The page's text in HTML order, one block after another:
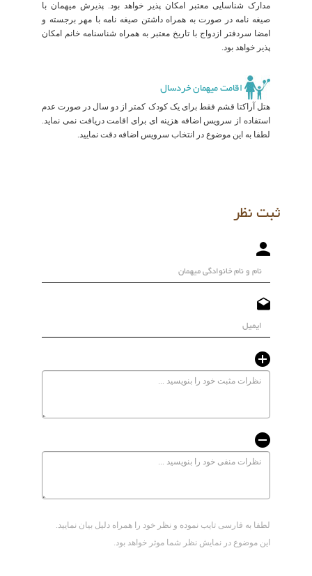
مدارک شناسایی معتبر امکان پذیر خواهد بود. پذیرش میهمان با
صیغه نامه در صورت به همراه داشتن صیغه نامه با مهر برجسته و
امضا سردفتر ازدواج با تاریخ معتبر به همراه شناسنامه خانم امکان
پذیر خواهد بود.
اقامت میهمان خردسال
هتل آراکتا قشم فقط برای یک کودک کمتر از دو سال در صورت عدم
استفاده از سرویس اضافه هزینه ای برای اقامت دریافت نمی نماید.
لطفا به این موضوع در انتخاب سرویس اضافه دقت نمایید.
ثبت نظر
لطفا به فارسی تایب نموده و نظر خود را همراه دلیل بیان نمایید.
این موضوع در نمایش نظر شما موثر خواهد بود.